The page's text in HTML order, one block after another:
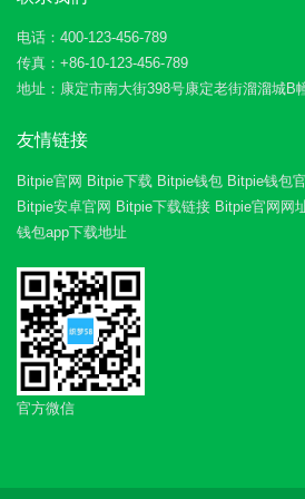
电话：400-123-456-789
传真：+86-10-123-456-789
地址：康定市南大街398号康定老街溜溜城B
友情链接
Bitpie官网 Bitpie下载 Bitpie钱包 Bitpie钱包
Bitpie安卓官网 Bitpie下载链接 Bitpie官网网
钱包app下载地址
官方微信